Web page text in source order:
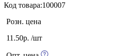
Код товара:100007
Розн. цена
11.50р. /шт